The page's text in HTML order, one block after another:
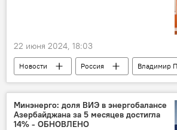
22 июня 2024, 18:03
Новости Россия
Владимир
Указ
посол России в Азербайджане Михаил
Орден Александра Невского
Минэнерго: доля ВИЭ в энергобалансе
Азербайджана за 5 месяцев достигла
14% - ОБНОВЛЕНО